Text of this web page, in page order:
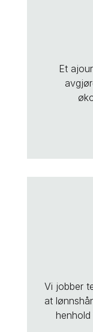
Et
Vi jobber
at